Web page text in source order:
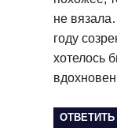
не
году
хотелось
ОТВЕТИТЬ